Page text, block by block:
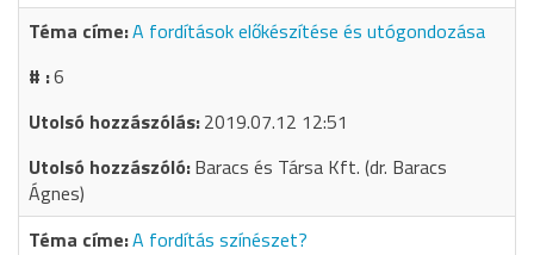
A fordítások előkészítése és utógondozása
6
2019.07.12 12:51
Baracs és Társa Kft. (dr. Baracs
Ágnes)
A fordítás színészet?